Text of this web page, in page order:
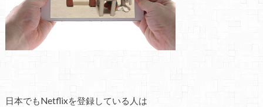
日本でもNetflixを登録している人は